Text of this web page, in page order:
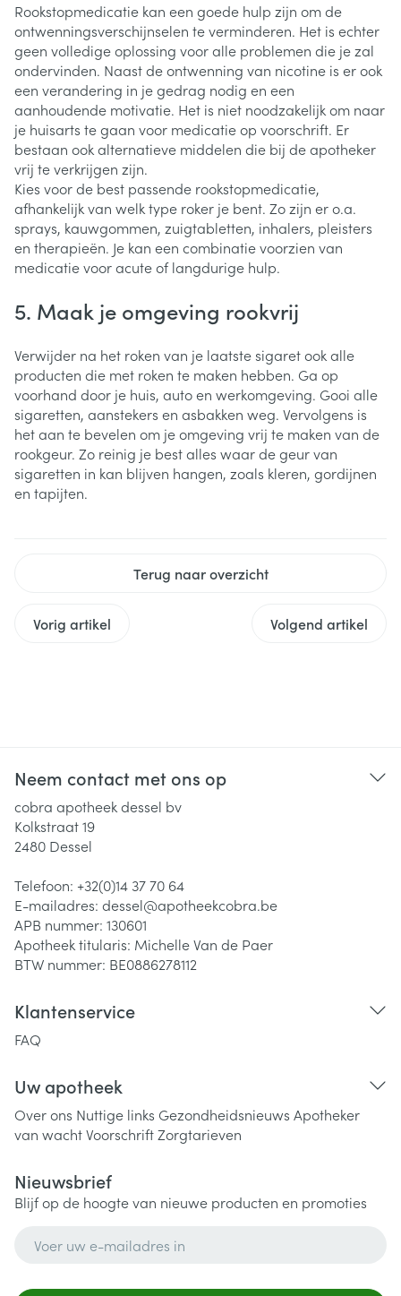
Rookstopmedicatie kan een goede hulp zijn om de
ontwenningsverschijnselen te verminderen. Het is echter
geen volledige oplossing voor alle problemen die je zal
ondervinden. Naast de ontwenning van nicotine is er ook
een verandering in je gedrag nodig en een
aanhoudende motivatie. Het is niet noodzakelijk om naar
je huisarts te gaan voor medicatie op voorschrift. Er
bestaan ook alternatieve middelen die bij de apotheker
vrij te verkrijgen zijn.
Kies voor de best passende rookstopmedicatie,
afhankelijk van welk type roker je bent. Zo zijn er o.a.
sprays, kauwgommen, zuigtabletten, inhalers, pleisters
en therapieën. Je kan een combinatie voorzien van
medicatie voor acute of langdurige hulp.
5. Maak je omgeving rookvrij
Verwijder na het roken van je laatste sigaret ook alle
producten die met roken te maken hebben. Ga op
voorhand door je huis, auto en werkomgeving. Gooi alle
sigaretten, aanstekers en asbakken weg. Vervolgens is
het aan te bevelen om je omgeving vrij te maken van de
rookgeur. Zo reinig je best alles waar de geur van
sigaretten in kan blijven hangen, zoals kleren, gordijnen
en tapijten.
Terug naar overzicht
Vorig artikel Volgend artikel
Neem contact met ons op
cobra apotheek dessel bv
Kolkstraat 19
2480 Dessel
Telefoon: +32(0)14 37 70 64
E-mailadres: dessel@apotheekcobra.be
APB nummer: 130601
Apotheek titularis: Michelle Van de Paer
BTW nummer: BE0886278112
Klantenservice
FAQ
Uw apotheek
Over ons Nuttige links Gezondheidsnieuws Apotheker
van wachtVoorschriftZorgtarieven
Nieuwsbrief
Blijf op de hoogte van nieuwe producten en promoties